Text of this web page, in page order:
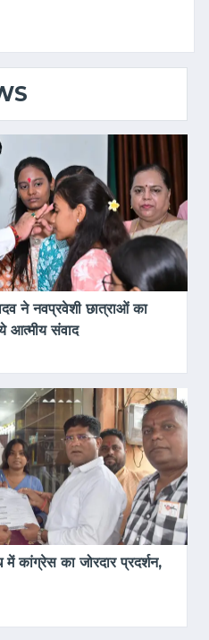
ने नवप्रवेशी छात्राओं का
आत्मीय संवाद
में कांग्रेस का जोरदार प्रदर्शन,